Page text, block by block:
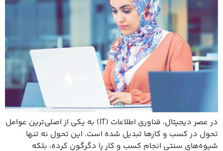
در عصر دیجیتال، فناوری اطلاعات (IT) به یکی از اصلی‌ترین عوامل
تحول در کسب و کارها تبدیل شده است. این تحول نه تنها
شیوه‌های سنتی انجام کسب و کار را دگرگون کرده، بلکه